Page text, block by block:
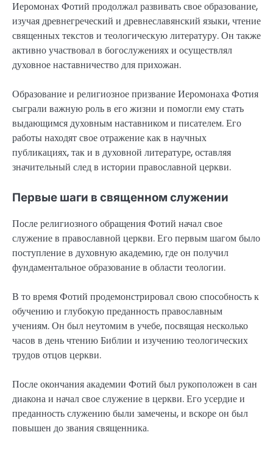
Иеромонах Фотий продолжал развивать свое образование,
изучая древнегреческий и древнеславянский языки, чтение
священных текстов и теологическую литературу. Он также
активно участвовал в богослужениях и осуществлял
духовное наставничество для прихожан.
Образование и религиозное призвание Иеромонаха Фотия
сыграли важную роль в его жизни и помогли ему стать
выдающимся духовным наставником и писателем. Его
работы находят свое отражение как в научных
публикациях, так и в духовной литературе, оставляя
значительный след в истории православной церкви.
Первые шаги в священном служении
После религиозного обращения Фотий начал свое
служение в православной церкви. Его первым шагом было
поступление в духовную академию, где он получил
фундаментальное образование в области теологии.
В то время Фотий продемонстрировал свою способность к
обучению и глубокую преданность православным
учениям. Он был неутомим в учебе, посвящая несколько
часов в день чтению Библии и изучению теологических
трудов отцов церкви.
После окончания академии Фотий был рукоположен в сан
диакона и начал свое служение в церкви. Его усердие и
преданность служению были замечены, и вскоре он был
повышен до звания священника.